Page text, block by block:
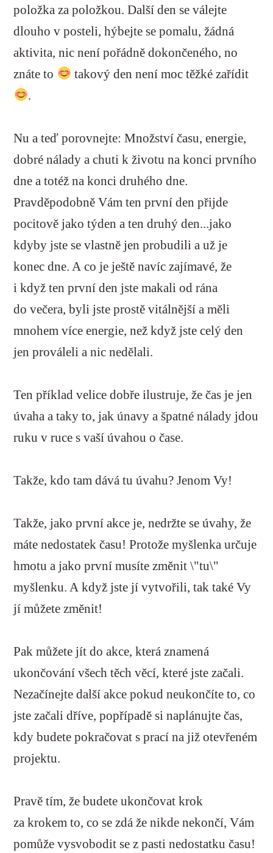
položka za položkou. Další den se válejte
dlouho v posteli, hýbejte se pomalu, žádná
aktivita, nic není pořádně dokončeného, no
znáte to
takový den není moc těžké zařídit
.
Nu a teď porovnejte: Množství času, energie,
dobré nálady a chuti k životu na konci prvního
dne a totéž na konci druhého dne.
Pravděpodobně Vám ten první den přijde
pocitově jako týden a ten druhý den...jako
kdyby jste se vlastně jen probudili a už je
konec dne. A co je ještě navíc zajímavé, že
i když ten první den jste makali od rána
do večera, byli jste prostě vitálnější a měli
mnohem více energie, než když jste celý den
jen prováleli a nic nedělali.
Ten příklad velice dobře ilustruje, že čas je jen
úvaha a taky to, jak únavy a špatné nálady jdou
ruku v ruce s vaší úvahou o čase.
Takže, kdo tam dává tu úvahu? Jenom Vy!
Takže, jako první akce je, nedržte se úvahy, že
máte nedostatek času! Protože myšlenka určuje
hmotu a jako první musíte změnit \"tu\"
myšlenku. A když jste jí vytvořili, tak také Vy
jí můžete změnit!
Pak můžete jít do akce, která znamená
ukončování všech těch věcí, které jste začali.
Nezačínejte další akce pokud neukončíte to, co
jste začali dříve, popřípadě si naplánujte čas,
kdy budete pokračovat s prací na již otevřeném
projektu.
Pravě tím, že budete ukončovat krok
za krokem to, co se zdá že nikde nekončí, Vám
pomůže vysvobodit se z pasti nedostatku času!